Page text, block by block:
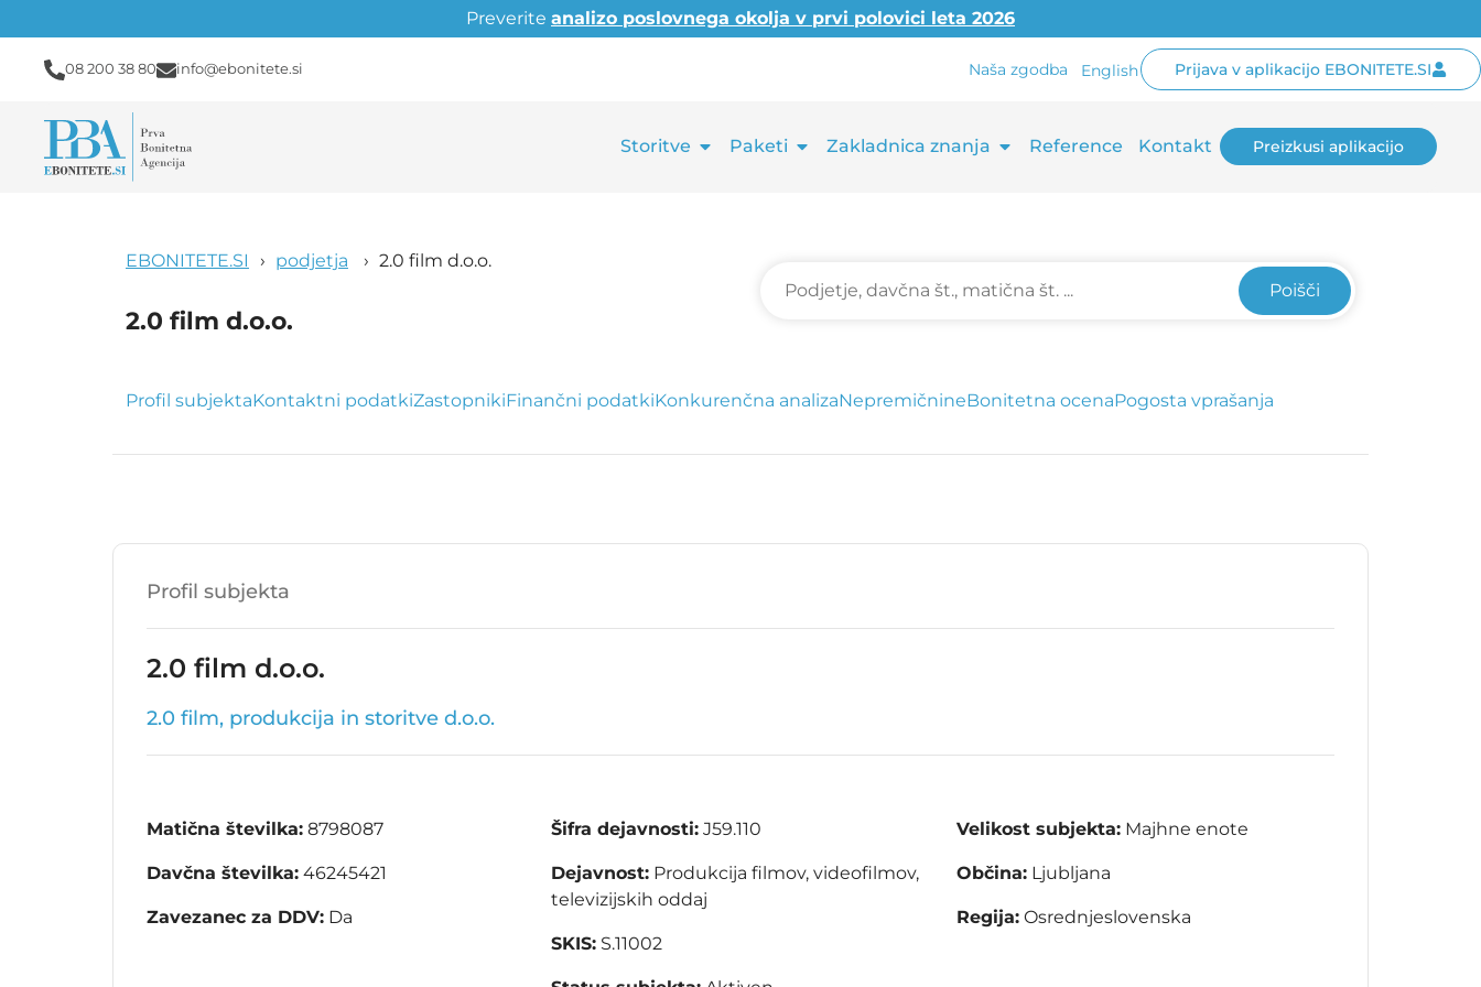
Preverite analizo poslovnega okolja v prvi polovici leta 2026
08 200 38 80 info@ebonitete.si Naša zgodba English Prijava v aplikacijo EBONITETE.SI
Storitve Paketi Zakladnica znanja Reference Kontakt Preizkusi aplikacijo
EBONITETE.SI podjetja 2.0 film d.o.o.
2.0 film d.o.o.
Poišči
Profil subjektaKontaktni podatkiZastopnikiFinančni podatkiKonkurenčna analizaNepremičnineBonitetna ocenaPogosta vprašanja
Profil subjekta
2.0 film d.o.o.
2.0 film, produkcija in storitve d.o.o.
Matična številka: 8798087
Davčna številka: 46245421
Zavezanec za DDV: Da
Šifra dejavnosti: J59.110
Dejavnost: Produkcija filmov, videofilmov,
televizijskih oddaj
SKIS: S.11002
Velikost subjekta:Majhne enote
Občina:Ljubljana
Regija:Osrednjeslovenska